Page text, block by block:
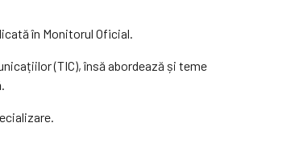
în Monitorul Oficial.
(TIC), însă abordează și teme